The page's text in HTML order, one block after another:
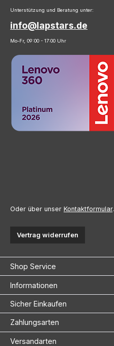
Unterstützung und Beratung unter:
info@lapstars.de
Mo-Fr, 09:00 - 17:00 Uhr
Oder über unser Kontaktformular.
Vertrag widerrufen
Shop Service
Informationen
Sicher Einkaufen
Zahlungsarten
Versandarten